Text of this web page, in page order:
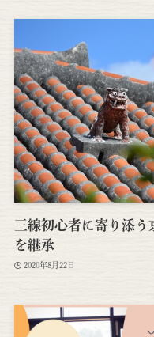
三線初心者に寄り添
を継承
2020年8月22日